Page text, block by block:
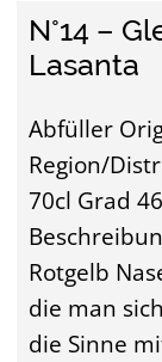
N°14 –
Lasanta
Abfüller
Region/
70cl Grad
Rotgelb
die man
die Sinne